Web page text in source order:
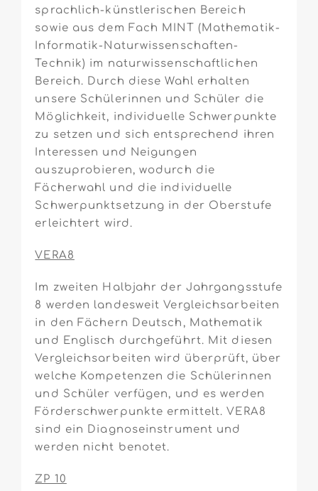
sprachlich-künstlerischen Bereich
sowie aus dem Fach MINT (Mathematik-
Informatik-Naturwissenschaften-
Technik) im naturwissenschaftlichen
Bereich. Durch diese Wahl erhalten
unsere Schülerinnen und Schüler die
Möglichkeit, individuelle Schwerpunkte
zu setzen und sich entsprechend ihren
Interessen und Neigungen
auszuprobieren, wodurch die
Fächerwahl und die individuelle
Schwerpunktsetzung in der Oberstufe
erleichtert wird.
VERA8
Im zweiten Halbjahr der Jahrgangsstufe
8 werden landesweit Vergleichsarbeiten
in den Fächern Deutsch, Mathematik
und Englisch durchgeführt. Mit diesen
Vergleichsarbeiten wird überprüft, über
welche Kompetenzen die Schülerinnen
und Schüler verfügen, und es werden
Förderschwerpunkte ermittelt. VERA8
sind ein Diagnoseinstrument und
werden nicht benotet.
ZP 10